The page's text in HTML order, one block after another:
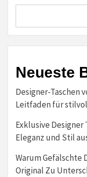
Neueste
Designer-Taschen
Leitfaden für
Exklusive Designer
Eleganz und Stil
Warum Gefälschte
Original Zu